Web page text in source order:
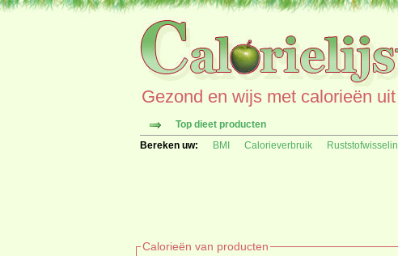
Gezond en wijs met calorieën
Top dieet producten
Bereken uw:
BMI Calorieverbruik
Calorieën van producten